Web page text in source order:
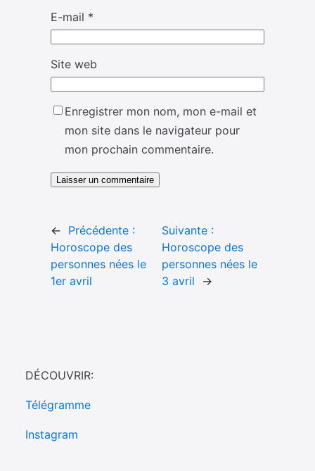
E-mail *
Site web
Enregistrer mon nom, mon e-mail et
mon site dans le navigateur pour
mon prochain commentaire.
← Précédente :
Horoscope des
personnes nées le
1er avril
Suivante :
Horoscope des
personnes nées le
3 avril
→
DÉCOUVRIR:
Télégramme
Instagram